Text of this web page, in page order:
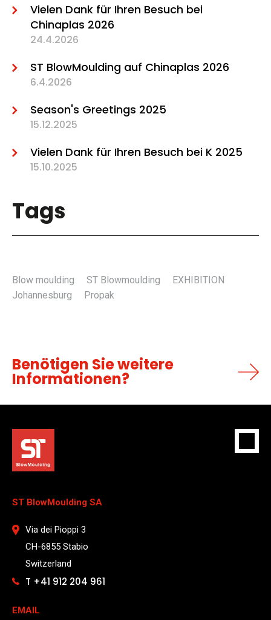
Vielen Dank für Ihren Besuch bei
Chinaplas 2026
24.4.2026
ST BlowMoulding auf Chinaplas 2026
6.4.2026
Season's Greetings 2025
15.12.2025
Vielen Dank für Ihren Besuch bei K 2025
15.10.2025
Tags
Blow moulding ST Blowmoulding
EXHIBITION
Johannesburg
Propak
Benötigen Sie weitere
Informationen?
ST BlowMoulding SA
Via dei Pioppi 3
CH-6855 Stabio
Switzerland
T +41 912 204 961
EMAIL